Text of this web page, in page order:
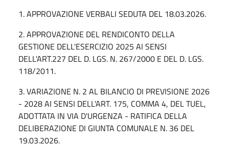
1. APPROVAZIONE VERBALI SEDUTA DEL 18.03.2026.
2. APPROVAZIONE DEL RENDICONTO DELLA
GESTIONE DELL'ESERCIZIO 2025 AI SENSI
DELL'ART.227 DEL D. LGS. N. 267/2000 E DEL D. LGS.
118/2011.
3. VARIAZIONE N. 2 AL BILANCIO DI PREVISIONE 2026
- 2028 AI SENSI DELL'ART. 175, COMMA 4, DEL TUEL,
ADOTTATA IN VIA D'URGENZA - RATIFICA DELLA
DELIBERAZIONE DI GIUNTA COMUNALE N. 36 DEL
19.03.2026.